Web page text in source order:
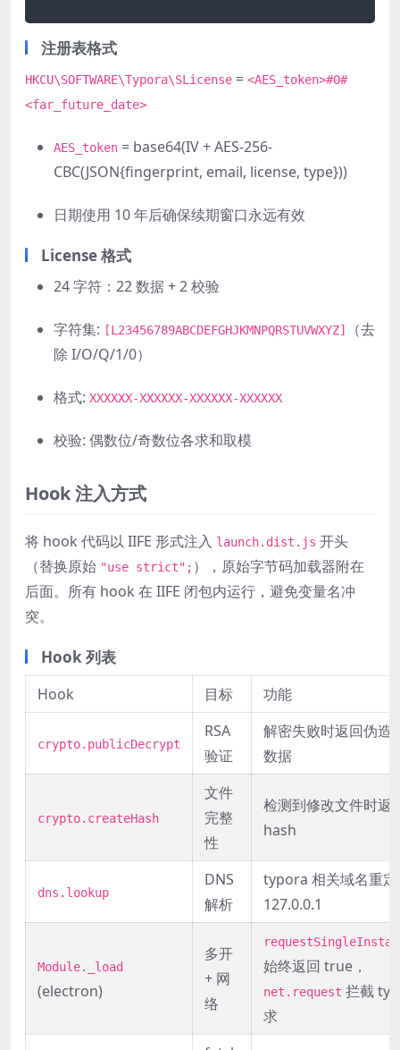
注册表格式
HKCU\SOFTWARE\Typora\SLicense = <AES_token>#0#
<far_future_date>
AES_token = base64(IV + AES-256-
CBC(JSON{fingerprint, email, license, type}))
日期使用 10 年后确保续期窗口永远有效
License 格式
24 字符：22 数据 + 2 校验
字符集: [L23456789ABCDEFGHJKMNPQRSTUVWXYZ]
（去
除 I/O/Q/1/0）
格式: XXXXXX-XXXXXX-XXXXXX-XXXXXX
校验: 偶数位/奇数位各求和取模
Hook 注入方式
将 hook 代码以 IIFE 形式注入 launch.dist.js 开头
（替换原始 "use strict"; ），原始字节码加载器附在
后面。所有 hook 在 IIFE 闭包内运行，避免变量名冲
突。
Hook 列表
Hook 目标 功能
crypto.publicDecrypt
RSA
验证
解密失败时返回伪造
数据
crypto.createHash
文件
完整
性
检测到修改文件时返
hash
dns.lookup
DNS
解析
typora 相关域名重
127.0.0.1
Module._load
(electron)
多开
+ 网
络
始终返回 true，
net.request 拦截
求